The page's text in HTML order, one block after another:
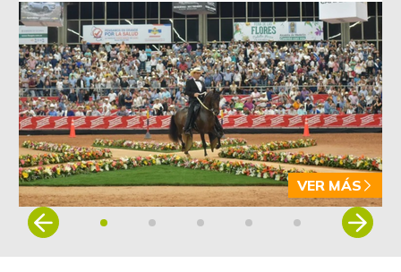
VER MÁS
Item